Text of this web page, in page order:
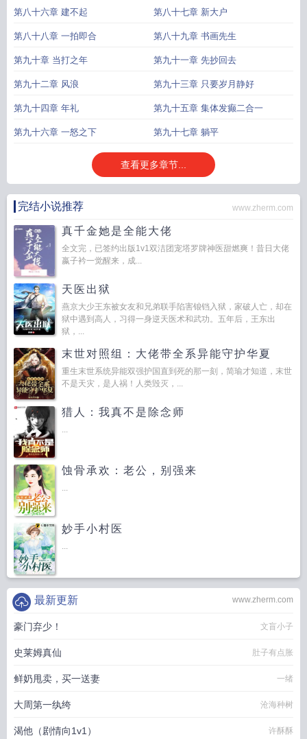
第八十六章 建不起 第八十七章 新大户
第八十八章 一拍即合 第八十九章 书画先生
第九十章 当打之年 第九十一章 先抄回去
第九十二章 风浪 第九十三章 只要岁月静好
第九十四章 年礼 第九十五章 集体发癫二合一
第九十六章 一怒之下 第九十七章 躺平
查看更多章节...
完结小说推荐 www.zherm.com
真千金她是全能大佬
全文完，已签约出版1v1双洁团宠塔罗牌神医甜燃爽！昔日大佬
嬴子衿一觉醒来，成...
天医出狱
燕京大少王东被女友和兄弟联手陷害锒铛入狱，家破人亡，却在
狱中遇到高人，习得一身逆天医术和武功。五年后，王东出
狱，...
末世对照组：大佬带全系异能守护华夏
重生末世系统异能双强护国直到死的那一刻，简瑜才知道，末世
不是天灾，是人祸！人类毁灭，...
猎人：我真不是除念师
...
蚀骨承欢：老公，别强来
...
妙手小村医
...
www.zherm.com
最新更新
豪门弃少！ 文盲小子
史莱姆真仙 肚子有点胀
鲜奶甩卖，买一送妻 一绪
大周第一纨绔 沧海种树
渴他（剧情向1v1） 许酥酥